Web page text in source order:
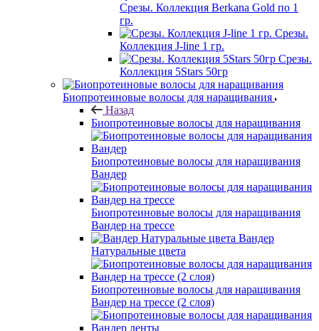
Срезы. Коллекция Berkana Gold по 1
гр.
Срезы.
Коллекция J-line 1 гр.
Срезы.
Коллекция 5Stars 50гр
Биопротеиновые волосы для наращивания
Назад
Биопротеиновые волосы для наращивания
Биопротеиновые волосы для наращивания
Вандер
Биопротеиновые волосы для наращивания
Вандер на трессе
Вандер
Натуральные цвета
Биопротеиновые волосы для наращивания
Вандер на трессе (2 слоя)